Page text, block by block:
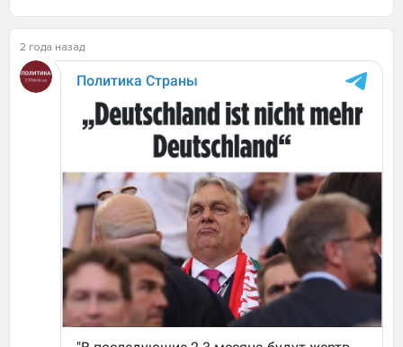
2 года назад